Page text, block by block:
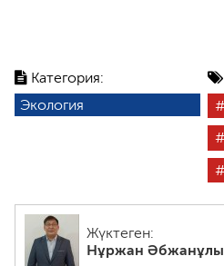
Категория:
Экология
Жүктеген:
Нұржан Әбжанұлы